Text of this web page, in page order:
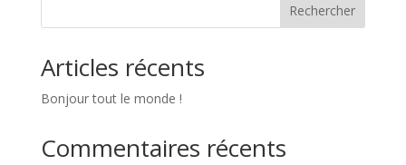
Rechercher
Articles récents
Bonjour tout le monde !
Commentaires récents